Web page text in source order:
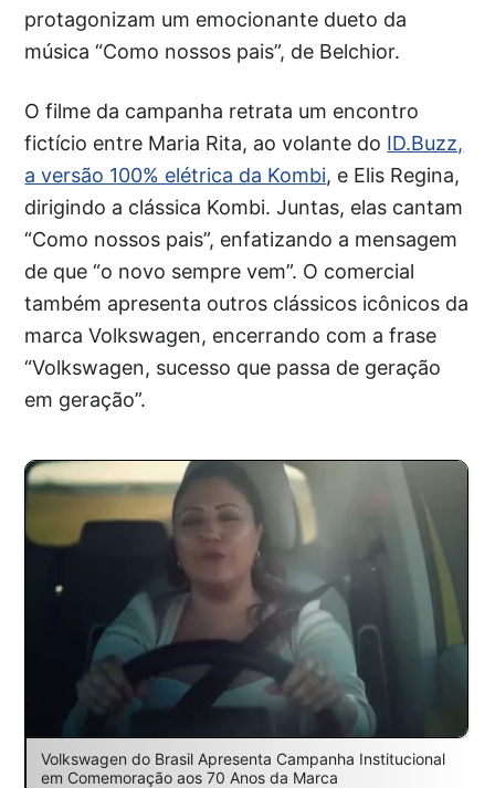
protagonizam um emocionante dueto da
música “Como nossos pais”, de Belchior.
O filme da campanha retrata um encontro
fictício entre Maria Rita, ao volante do ID.Buzz,
a versão 100% elétrica da Kombi, e Elis Regina,
dirigindo a clássica Kombi. Juntas, elas cantam
“Como nossos pais”, enfatizando a mensagem
de que “o novo sempre vem”. O comercial
também apresenta outros clássicos icônicos da
marca Volkswagen, encerrando com a frase
“Volkswagen, sucesso que passa de geração
em geração”.
Volkswagen do Brasil Apresenta Campanha Institucional
em Comemoração aos 70 Anos da Marca